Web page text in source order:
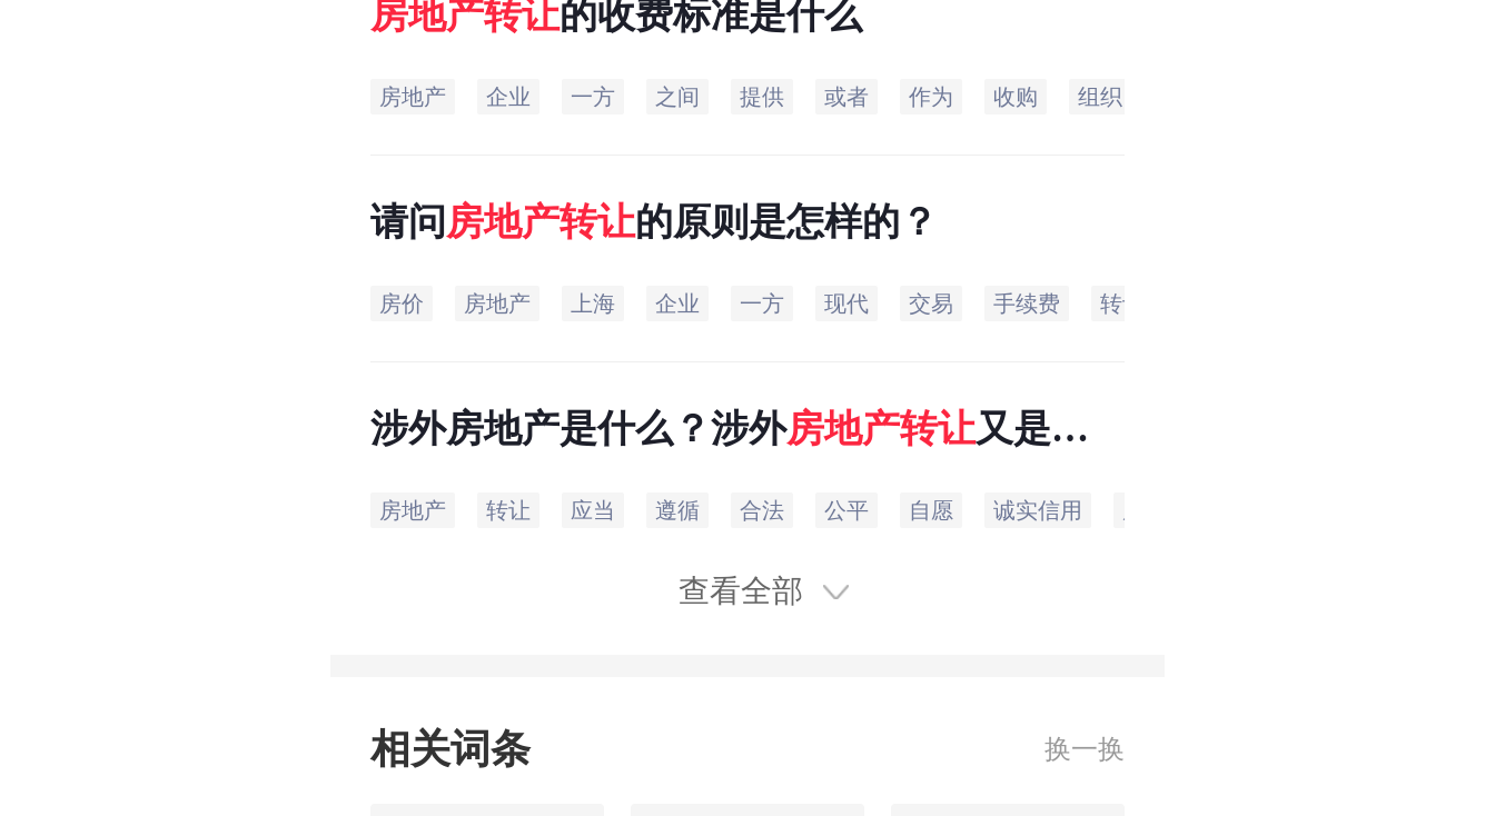
房地产转让的收费标准是什么
房地产 企业 一方 之间 提供 或者 作为 收购 组织
请问 房地产转让的原则是怎样的？
房价 房地产 上海 企业 一方 现代 交易 手续费 转让
涉外房地产是什么？涉外房地产转让又是怎
房地产 转让 应当 遵循 合法 公平 自愿 诚实信用
查看全部
相关词条 换一换